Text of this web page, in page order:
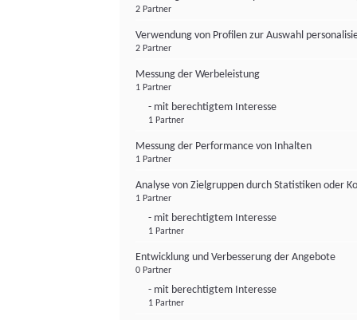
2 Partner
Verwendung von Profilen zur Auswahl
2 Partner
Messung der Werbeleistung
1 Partner
- mit berechtigtem Interesse
1 Partner
Messung der Performance von Inhalten
1 Partner
Analyse von Zielgruppen durch Statistiken oder
1 Partner
- mit berechtigtem Interesse
1 Partner
Entwicklung und Verbesserung der Angebote
0 Partner
- mit berechtigtem Interesse
1 Partner